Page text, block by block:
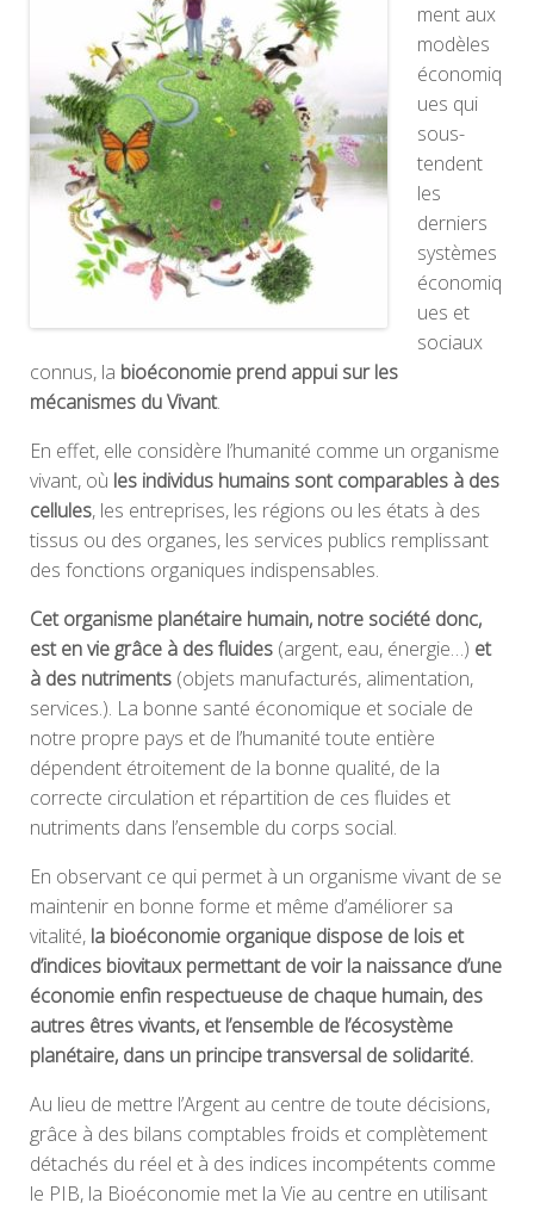
ment aux
modèles
économiq
ues qui
sous-
tendent
les
derniers
systèmes
économiq
ues et
sociaux
connus, la bioéconomie prend appui sur les
mécanismes du Vivant.
En effet, elle considère l’humanité comme un organisme
vivant, où les individus humains sont comparables à des
cellules, les entreprises, les régions ou les états à des
tissus ou des organes, les services publics remplissant
des fonctions organiques indispensables.
Cet organisme planétaire humain, notre société donc,
est en vie grâce à des fluides (argent, eau, énergie…) et
à des nutriments (objets manufacturés, alimentation,
services.). La bonne santé économique et sociale de
notre propre pays et de l’humanité toute entière
dépendent étroitement de la bonne qualité, de la
correcte circulation et répartition de ces fluides et
nutriments dans l’ensemble du corps social.
En observant ce qui permet à un organisme vivant de se
maintenir en bonne forme et même d’améliorer sa
vitalité, la bioéconomie organique dispose de lois et
d’indices biovitaux permettant de voir la naissance d’une
économie enfin respectueuse de chaque humain, des
autres êtres vivants, et l’ensemble de l’écosystème
planétaire, dans un principe transversal de solidarité.
Au lieu de mettre l’Argent au centre de toute décisions,
grâce à des bilans comptables froids et complètement
détachés du réel et à des indices incompétents comme
le PIB, la Bioéconomie met la Vie au centre en utilisant